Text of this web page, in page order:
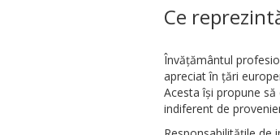
Ce
Învățământul
apreciat în țări
Acesta își propune
indiferent de